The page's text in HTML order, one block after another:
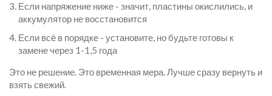
Если напряжение ниже - значит, пластины окислились, и
аккумулятор не восстановится
Если всё в порядке - установите, но будьте готовы к
замене через 1-1,5 года
Это не решение. Это временная мера. Лучше сразу вернуть и
взять свежий.